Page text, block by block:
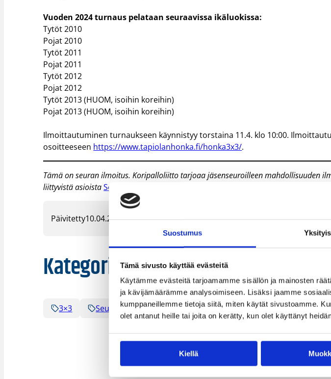
Suostumus
Tämä sivusto käyttää evästeitä
Käytämme evästeitä tarjoamamme sisällön ja mainosten
ja kävijämäärämme analysoimiseen. Lisäksi jaamme
kumppaneillemme tietoja siitä, miten käytät sivustoamme.
olet antanut heille tai joita on kerätty, kun olet käyttänyt
Kiellä
Vuoden 2024 turnaus pelataan seuraavissa ikäluokissa:
Tytöt 2010
Pojat 2010
Tytöt 2011
Pojat 2011
Tytöt 2012
Pojat 2012
Tytöt 2013 (HUOM, isoihin koreihin)
Pojat 2013 (HUOM, isoihin koreihin)
Ilmoittautuminen turnaukseen käynnistyy torstaina 11.4. klo 10:00.
osoitteeseen https://www.tapiolanhonka.fi/honka3x3/.
Tämä on seuran ilmoitus. Koripalloliitto tarjoaa jäsenseuroilleen mahdollisuuden
liittyvistä asioistaSeura tiedottaa
Päivitetty10.04.2024
Kategoriat
3×3 Seura tiedottaa